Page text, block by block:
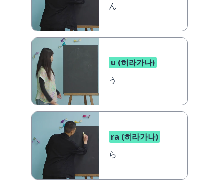
ん
u (히라가나)
う
ra (히라가나)
ら